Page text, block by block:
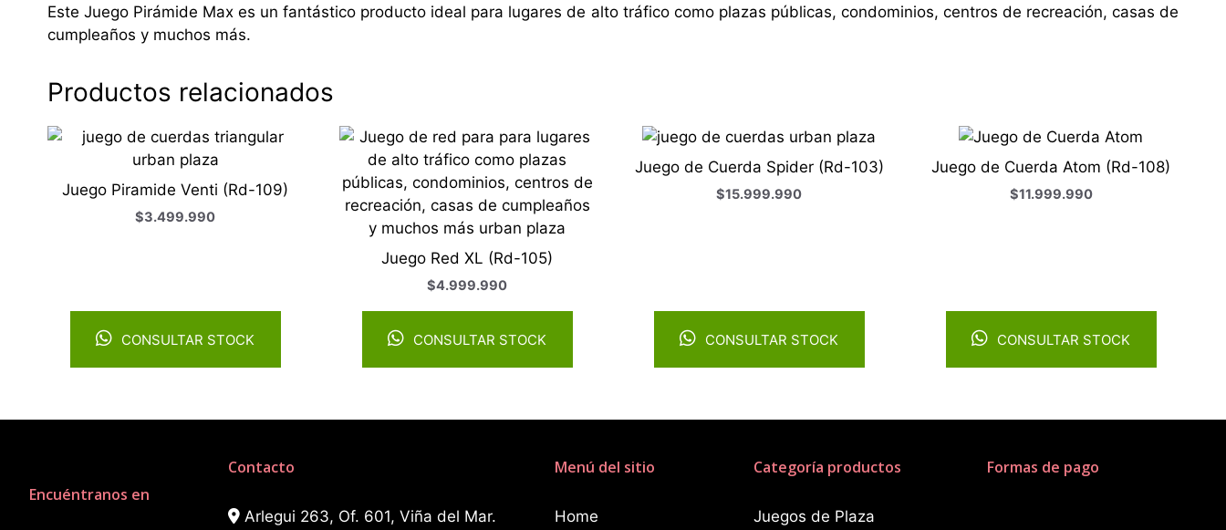
Este Juego Pirámide Max es un fantástico producto ideal para lugares de alto tráfico como plazas públicas, condominios, centros de recreación, casas de
cumpleaños y muchos más.
Productos relacionados
Juego Piramide Venti (Rd-109)
$3.499.990
CONSULTAR STOCK
Juego Red XL (Rd-105)
$4.999.990
CONSULTAR STOCK
Juego de Cuerda Spider (Rd-103)
$15.999.990
CONSULTAR STOCK
Juego de Cuerda Atom (Rd-108)
$11.999.990
CONSULTAR STOCK
Encuéntranos en
Contacto
Arlegui 263, Of. 601, Viña del Mar.
Menú del sitio
Home
Categoría productos
Juegos de Plaza
Formas de pago